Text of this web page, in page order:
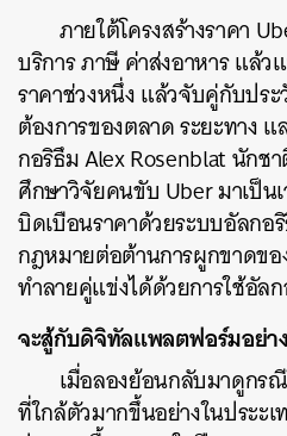
ภายใต้โครงสร้างราคา
บริการภาษีค่าส่งอาหารแล้ว
ราคาช่วงหนึ่งแล้วจับคู่กับปร
ต้องการของตลาดระยะทางแ
กอริธึมAlex Rosenblatนักช
ศึกษาวิจัยคนขับ Uberมาเป็น
บิดเบือนราคาด้วยระบบอัลก
กฎหมายต่อต้านการผูกขาดขอ
ทำลายคู่แข่งได้ด้วยการใช้อัล
จะสู้กับดิจิทัลแพลตฟอร์มอย่า
เมื่อลองย้อนกลับมาดูกร
ที่ใกล้ตัวมากขึ้นอย่างในประะเ